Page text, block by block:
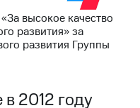
высокое качество
развития» за
развития Группы
2012 году